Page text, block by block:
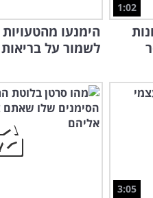
11:43
מומחה
האלה מצאו קשר מדאיג
1:02
הימנעו
לשמור על
3:05